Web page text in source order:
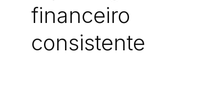
financeiro
consistente